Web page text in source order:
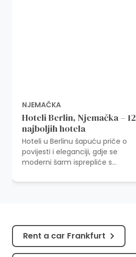
NJEMAČKA
Hoteli Berlin, Njemačka – 12
najboljih hotela
Hoteli u Berlinu šapuću priče o
povijesti i eleganciji, gdje se
moderni šarm isprepliće s
Svojim spojem povijesne raskoši
Rent a car Frankfurt